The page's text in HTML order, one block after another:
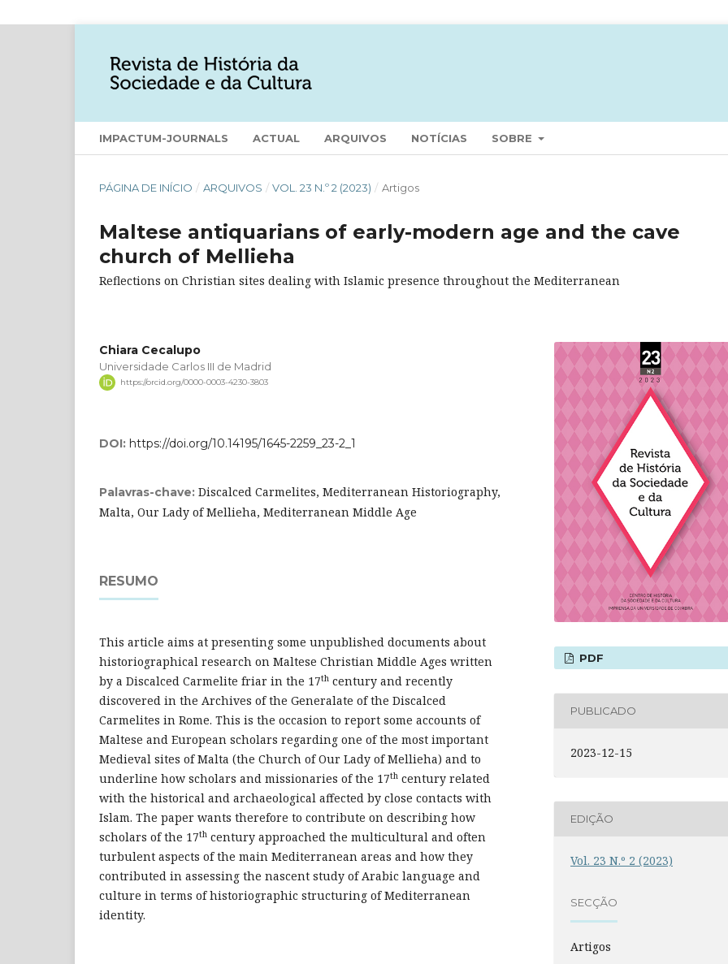
IMPACTUM-JOURNALS ACTUAL ARQUIVOS NOTÍCIAS SOBRE
PÁGINA DE INÍCIO / ARQUIVOS / VOL. 23 N.º 2 (2023) / Artigos
Maltese antiquarians of early-modern age and the cave
church of Mellieha
Reflections on Christian sites dealing with Islamic presence throughout the Mediterranean
Chiara Cecalupo
Universidade Carlos III de Madrid
https://orcid.org/0000-0003-4230-3803
DOI: https://doi.org/10.14195/1645-2259_23-2_1
Palavras-chave: Discalced Carmelites, Mediterranean Historiography,
Malta, Our Lady of Mellieha, Mediterranean Middle Age
RESUMO
This article aims at presenting some unpublished documents about
historiographical research on Maltese Christian Middle Ages written
by a Discalced Carmelite friar in the 17th century and recently
discovered in the Archives of the Generalate of the Discalced
Carmelites in Rome. This is the occasion to report some accounts of
Maltese and European scholars regarding one of the most important
Medieval sites of Malta (the Church of Our Lady of Mellieha) and to
underline how scholars and missionaries of the 17th century related
with the historical and archaeological affected by close contacts with
Islam. The paper wants therefore to contribute on describing how
scholars of the 17th century approached the multicultural and often
turbulent aspects of the main Mediterranean areas and how they
contributed in assessing the nascent study of Arabic language and
culture in terms of historiographic structuring of Mediterranean
identity.
PDF
PUBLICADO
2023-12-15
EDIÇÃO
Vol. 23 N.º 2 (2023)
SECÇÃO
Artigos